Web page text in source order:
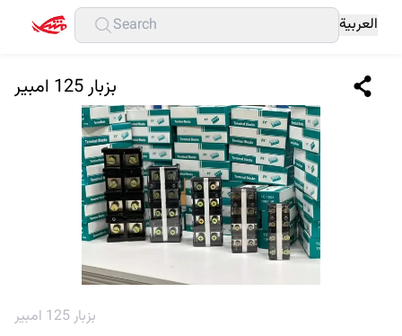
العربية
بزبار 125 امبير
بزبار 125 امبير